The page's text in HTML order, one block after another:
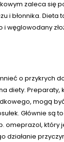
zaleca się
i błonnika. Dieta
i węglowodany
o przykrych
diety. Preparaty,
mogą
Głównie są
omeprazol, który
działanie